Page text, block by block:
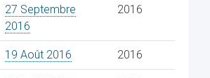
27 Septembre
2016
2016
19 Août 2016 2016